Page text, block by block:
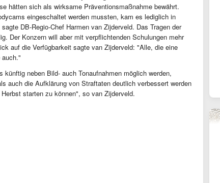
hätten sich als wirksame Präventionsmaßnahme bewährt.
eingeschaltet werden mussten, kam es lediglich in
DB-Regio-Chef Harmen van Zijderveld. Das Tragen der
Der Konzern will aber mit verpflichtenden Schulungen mehr
auf die Verfügbarkeit sagte van Zijderveld: "Alle, die eine
neben Bild- auch Tonaufnahmen möglich werden,
auch die Aufklärung von Straftaten deutlich verbessert werden
starten zu können", so van Zijderveld.